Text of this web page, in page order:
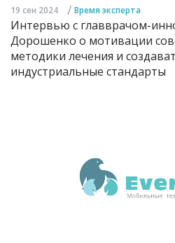
19 сен 2024 / Время эксперта
Интервью с главврачом-
Дорошенко о мотивации
методики лечения и
индустриальные стандарты